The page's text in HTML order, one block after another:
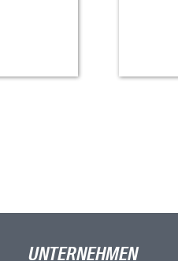
UNTERNEHMEN